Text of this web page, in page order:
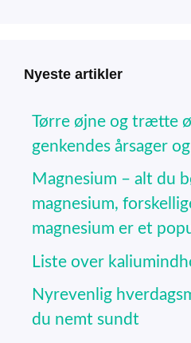
Nyeste artikler
Tørre øjne og trætte
genkendes årsager
Magnesium – alt du
magnesium,
magnesium er et
Liste over
Nyrevenlig
du nemt sundt